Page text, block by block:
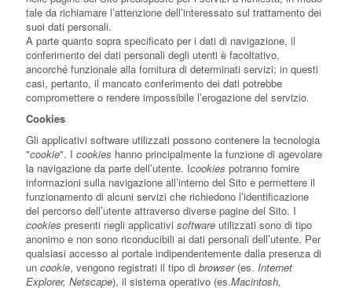
tale da richiamare l’attenzione dell’interessato sul trattamento dei
suoi dati personali.
A parte quanto sopra specificato per i dati di navigazione, il
conferimento dei dati personali degli utenti è facoltativo,
ancorché funzionale alla fornitura di determinati servizi; in questi
casi, pertanto, il mancato conferimento dei dati potrebbe
compromettere o rendere impossibile l’erogazione del servizio.
Cookies
Gli applicativi software utilizzati possono contenere la tecnologia
"cookie". I cookies hanno principalmente la funzione di agevolare
la navigazione da parte dell’utente. Icookies potranno fornire
informazioni sulla navigazione all’interno del Sito e permettere il
funzionamento di alcuni servizi che richiedono l’identificazione
del percorso dell’utente attraverso diverse pagine del Sito. I
cookies presenti negli applicativi software utilizzati sono di tipo
anonimo e non sono riconducibili ai dati personali dell’utente. Per
qualsiasi accesso al portale indipendentemente dalla presenza di
un cookie, vengono registrati il tipo di browser(es. Internet
Explorer, Netscape), il sistema operativo (es.Macintosh,